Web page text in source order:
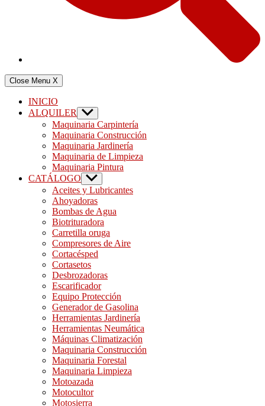
Close Menu X
INICIO
ALQUILER
Show
sub
menu
Maquinaria Carpintería
Maquinaria Construcción
Maquinaria Jardinería
Maquinaria de Limpieza
Maquinaria Pintura
CATÁLOGO Show
sub
menu
Aceites y Lubricantes
Ahoyadoras
Bombas de Agua
Biotrituradora
Carretilla oruga
Compresores de Aire
Cortacésped
Cortasetos
Desbrozadoras
Escarificador
Equipo Protección
Generador de Gasolina
Herramientas Jardinería
Herramientas Neumática
Máquinas Climatización
Maquinaria Construcción
Maquinaria Forestal
Maquinaria Limpieza
Motoazada
Motocultor
Motosierra